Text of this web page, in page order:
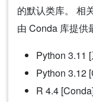
的默认类库。 相
由 Conda 库提供
Python 3.11
Python 3.12
R 4.4